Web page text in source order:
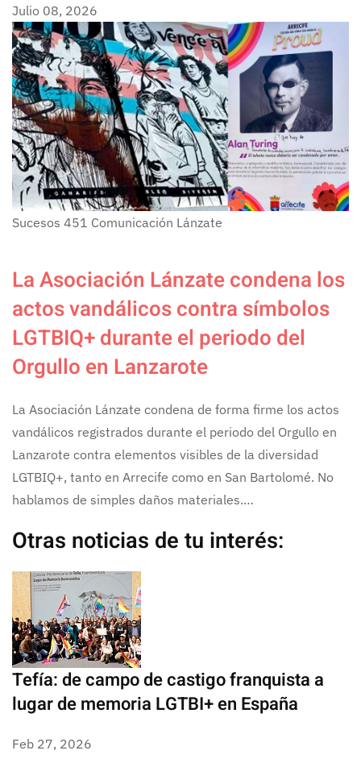
Julio 08, 2026
Sucesos 451 Comunicación Lánzate
La Asociación Lánzate condena los
actos vandálicos contra símbolos
LGTBIQ+ durante el periodo del
Orgullo en Lanzarote
La Asociación Lánzate condena de forma firme los actos
vandálicos registrados durante el periodo del Orgullo en
Lanzarote contra elementos visibles de la diversidad
LGTBIQ+, tanto en Arrecife como en San Bartolomé. No
hablamos de simples daños materiales.…
Otras noticias de tu interés:
Tefía: de campo de castigo franquista a
lugar de memoria LGTBI+ en España
Feb 27, 2026